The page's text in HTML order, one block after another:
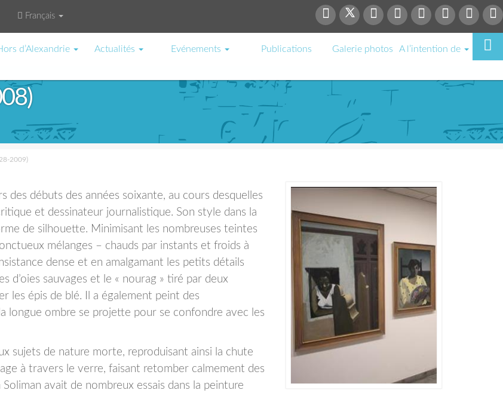
Français
d’Alexandrie Actualités Evénements Publications Galerie photos A l’intention de
2009)
des débuts des années soixante, au cours desquelles
et dessinateur journalistique. Son style dans la
de silhouette. Minimisant les nombreuses teintes
mélanges – chauds par instants et froids à
dense et en amalgamant les petits détails
d’oies sauvages et le « nourag » tiré par deux
les épis de blé. Il a également peint des
longue ombre se projette pour se confondre avec les
sujets de nature morte, reproduisant ainsi la chute
à travers le verre, faisant retomber calmement des
avait de nombreux essais dans la peinture